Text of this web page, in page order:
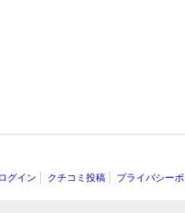
ログイン クチコミ投稿 プライバシー